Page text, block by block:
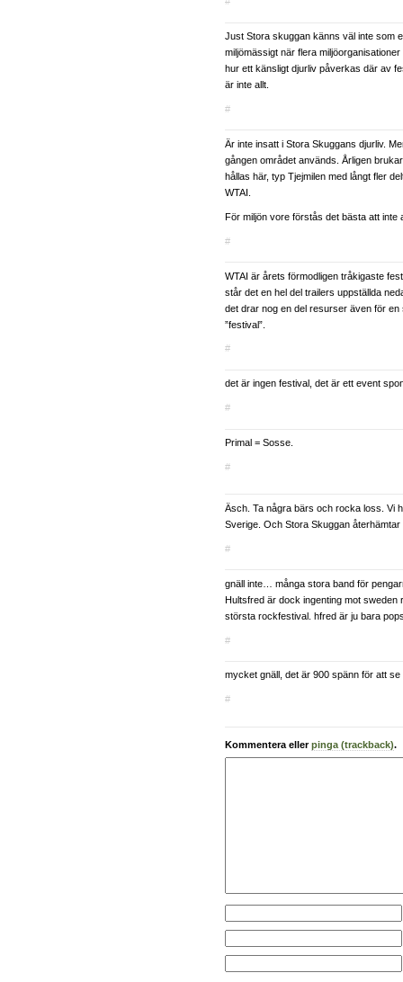
Just Stora skuggan känns väl inte som
miljömässigt när flera
hur ett känsligt djurliv påverkas där av
är inte allt.
#
Är inte insatt i Stora Skuggans djurliv.
gången området används. Årligen
hållas här, typ Tjejmilen med långt fler
WTAI.
För miljön vore förstås det bästa att inte
#
WTAI är årets förmodligen tråkigaste
står det en hel del trailers uppställda
det drar nog en del resurser även för en
”festival”.
#
det är ingen festival, det är ett event
#
Primal = Sosse.
#
Äsch. Ta några bärs och rocka loss. Vi
Sverige. Och Stora Skuggan återhämtar
#
gnäll inte… många stora band för
Hultsfred är dock ingenting mot sweden
största rockfestival. hfred är ju bara
#
mycket gnäll, det är 900 spänn för att se
#
Kommentera ellerpinga (trackback).